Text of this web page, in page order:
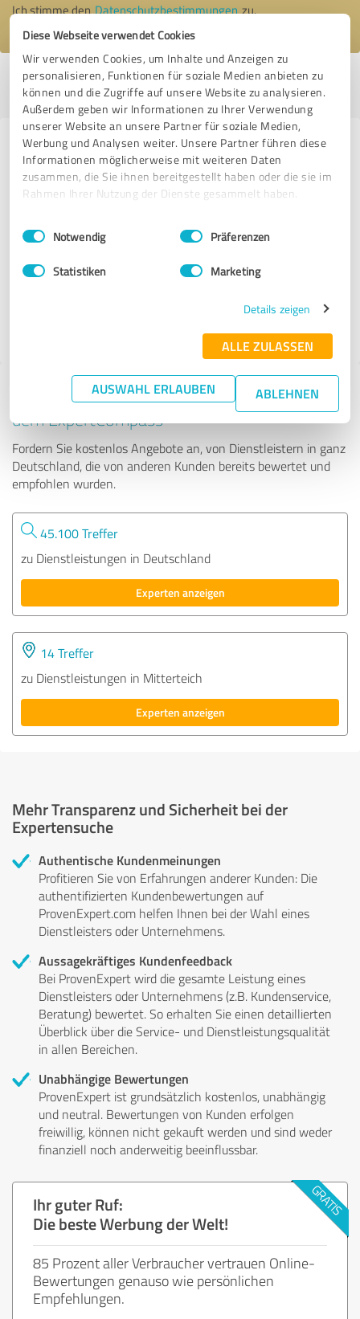
Diese Webseite verwendet Cookies
Wir verwenden Cookies, um Inhalte und Anzeigen zu
personalisieren, Funktionen für soziale Medien anbieten zu
können und die Zugriffe auf unsere Website zu analysieren.
Außerdem geben wir Informationen zu Ihrer Verwendung
unserer Website an unsere Partner für soziale Medien,
Werbung und Analysen weiter. Unsere Partner führen diese
Informationen möglicherweise mit weiteren Daten
zusammen, die Sie ihnen bereitgestellt haben oder die sie im
Rahmen Ihrer Nutzung der Dienste gesammelt haben.
Impressum Datenschutzbestimmungen
Einwilligungsauswahl
Notwendig Präferenzen
Statistiken Marketing
Details zeigen
ALLE ZULASSEN
AUSWAHL ERLAUBEN ABLEHNEN
Ich stimme denDatenschutzbestimmungenzu.
Profil aktiv seit 27.11.2020 |Letzte Aktualisierung: 09.12.2021|Profil
melden
Erfahrungen zu weiteren
Anbietern aus dem Bereich
Dienstleistungen
Power der Hormone
Tipp: Die passenden Experten finden - mit
dem ExpertCompass
Fordern Sie kostenlos Angebote an, von Dienstleistern in ganz
Deutschland, die von anderen Kunden bereits bewertet und
empfohlen wurden.
45.100 Treffer
zu Dienstleistungen in Deutschland
Experten anzeigen
14 Treffer
zu Dienstleistungen in Mitterteich
Experten anzeigen
Mehr Transparenz und Sicherheit bei der
Expertensuche
Authentische Kundenmeinungen
Profitieren Sie von Erfahrungen anderer Kunden: Die
authentifizierten Kundenbewertungen auf
ProvenExpert.com helfen Ihnen bei der Wahl eines
Dienstleisters oder Unternehmens.
Aussagekräftiges Kundenfeedback
Bei ProvenExpert wird die gesamte Leistung eines
Dienstleisters oder Unternehmens (z.B. Kundenservice,
Beratung) bewertet. So erhalten Sie einen detaillierten
Überblick über die Service- und Dienstleistungsqualität
in allen Bereichen.
Unabhängige Bewertungen
ProvenExpert ist grundsätzlich kostenlos, unabhängig
und neutral. Bewertungen von Kunden erfolgen
freiwillig, können nicht gekauft werden und sind weder
finanziell noch anderweitig beeinflussbar.
Ihr guter Ruf:
Die beste Werbung der Welt!
85 Prozent aller Verbraucher vertrauen Online-
Bewertungen genauso wie persönlichen
Empfehlungen.